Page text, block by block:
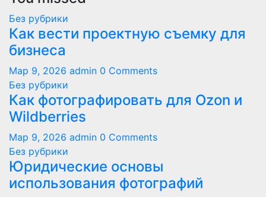
Без рубрики
Как вести проектную съемку для
бизнеса
Мар 9, 2026 admin 0 Comments
Без рубрики
Как фотографировать для Ozon и
Wildberries
Мар 9, 2026 admin 0 Comments
Без рубрики
Юридические основы
использования фотографий